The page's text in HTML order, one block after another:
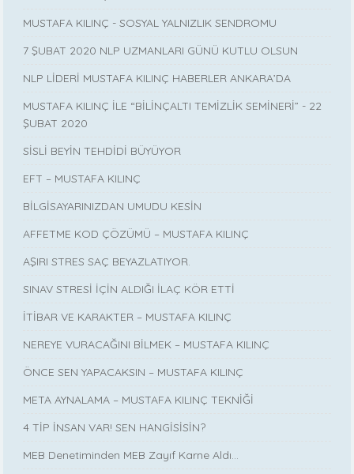
MUSTAFA KILINÇ - SOSYAL YALNIZLIK SENDROMU
7 ŞUBAT 2020 NLP UZMANLARI GÜNÜ KUTLU OLSUN
NLP LİDERİ MUSTAFA KILINÇ HABERLER ANKARA’DA
MUSTAFA KILINÇ İLE “BİLİNÇALTI TEMİZLİK SEMİNERİ” - 22
ŞUBAT 2020
SİSLİ BEYİN TEHDİDİ BÜYÜYOR
EFT – MUSTAFA KILINÇ
BİLGİSAYARINIZDAN UMUDU KESİN
AFFETME KOD ÇÖZÜMÜ – MUSTAFA KILINÇ
AŞIRI STRES SAÇ BEYAZLATIYOR.
SINAV STRESİ İÇİN ALDIĞI İLAÇ KÖR ETTİ
İTİBAR VE KARAKTER – MUSTAFA KILINÇ
NEREYE VURACAĞINI BİLMEK – MUSTAFA KILINÇ
ÖNCE SEN YAPACAKSIN – MUSTAFA KILINÇ
META AYNALAMA – MUSTAFA KILINÇ TEKNİĞİ
4 TİP İNSAN VAR! SEN HANGİSİSİN?
MEB Denetiminden MEB Zayıf Karne Aldı…